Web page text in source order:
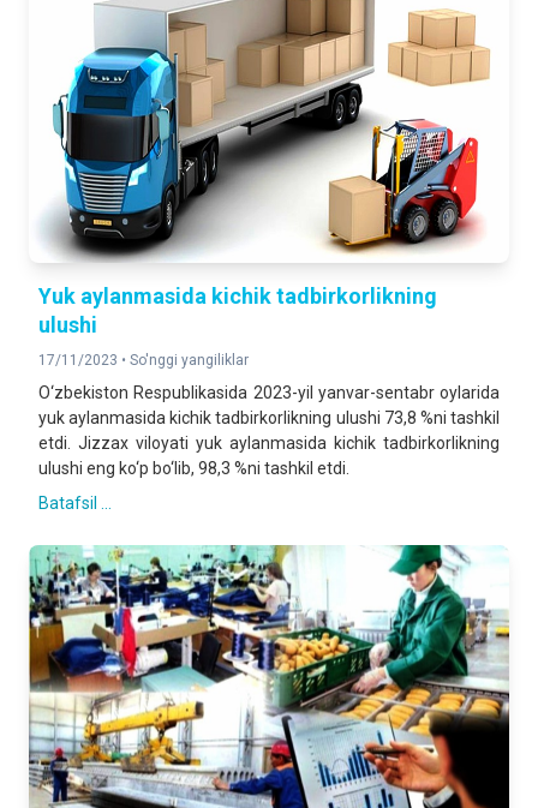
Yuk aylanmasida kichik tadbirkorlikning
ulushi
17/11/2023 • So'nggi yangiliklar
O‘zbekiston Respublikasida 2023-yil yanvar-sentabr oylarida
yuk aylanmasida kichik tadbirkorlikning ulushi 73,8 %ni tashkil
etdi. Jizzax viloyati yuk aylanmasida kichik tadbirkorlikning
ulushi eng ko‘p bo‘lib, 98,3 %ni tashkil etdi.
Batafsil ...